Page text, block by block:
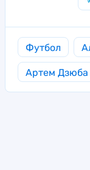
Футбол
Артем Дзюба